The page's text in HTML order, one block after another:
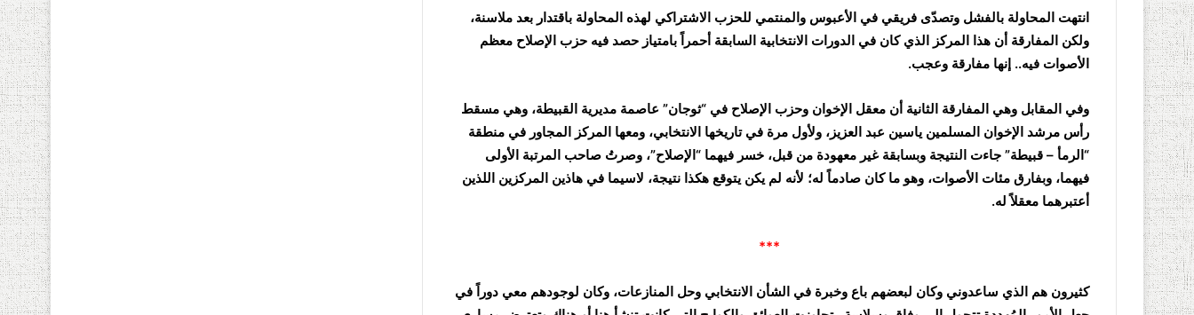
انتهت المحاولة بالفشل وتصدّى فريقي في الأعبوس والمنتمي للحزب الاشتراكي لهذه المحاولة باقتدار بعد ملاسنة،
ولكن المفارقة أن هذا المركز الذي كان في الدورات الانتخابية السابقة أحمراً بامتياز حصد فيه حزب الإصلاح معظم
الأصوات فيه.. إنها مفارقة وعجب.
وفي المقابل وهي المفارقة الثانية أن معقل الإخوان وحزب الإصلاح في “ثوجان” عاصمة مديرية القبيطة، وهي مسقط
رأس مرشد الإخوان المسلمين ياسين عبد العزيز، ولأول مرة في تاريخها الانتخابي، ومعها المركز المجاور في منطقة
“الرمأ – قبيطة” جاءت النتيجة وبسابقة غير معهودة من قبل، خسر فيهما “الإصلاح”، وصرتُ صاحب المرتبة الأولى
فيهما، وبفارق مئات الأصوات، وهو ما كان صادماً له؛ لأنه لم يكن يتوقع هكذا نتيجة، لاسيما في هاذين المركزين اللذين
أعتبرهما معقلاً له.
***
كثيرون هم الذي ساعدوني وكان لبعضهم باع وخبرة في الشأن الانتخابي وحل المنازعات، وكان لوجودهم معي دوراً في